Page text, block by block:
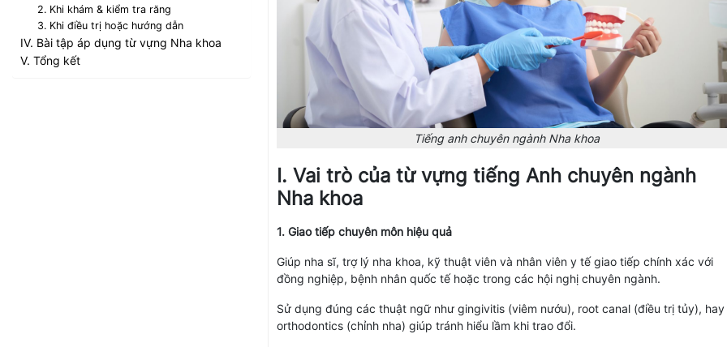
2. Khi khám & kiểm tra răng
3. Khi điều trị hoặc hướng dẫn
IV. Bài tập áp dụng từ vựng Nha khoa
V. Tổng kết
Tiếng anh chuyên ngành Nha khoa
I. Vai trò của từ vựng tiếng Anh chuyên ngành
Nha khoa
1. Giao tiếp chuyên môn hiệu quả
Giúp nha sĩ, trợ lý nha khoa, kỹ thuật viên và nhân viên y tế giao tiếp chính xác với
đồng nghiệp, bệnh nhân quốc tế hoặc trong các hội nghị chuyên ngành.
Sử dụng đúng các thuật ngữ như gingivitis (viêm nướu), root canal (điều trị tủy), hay
orthodontics (chỉnh nha) giúp tránh hiểu lầm khi trao đổi.